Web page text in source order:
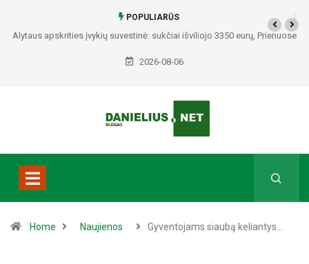
POPULIARŪS
Alytaus apskrities įvykių suvestinė: sukčiai išviliojo 3350 eurų, Prienuose
– policijos gaudynės, Varėnos rajone rasti du mirę žmonės
2026-08-06
Home Naujienos Gyventojams siaubą keliantys…